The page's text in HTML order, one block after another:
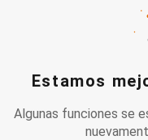
Estamos
Algunas funciones se